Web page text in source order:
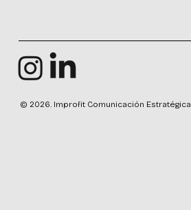
© 2026. Improfit Comunicación Estratégica.